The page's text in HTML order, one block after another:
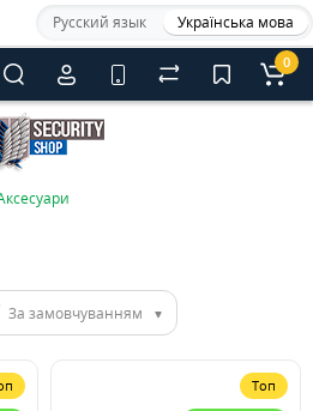
Русский язык Українська мова
0
За замовчуванням
Топ